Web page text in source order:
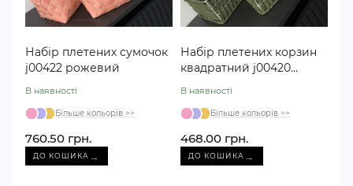
Набір плетених сумочок
j00422 рожевий
В наявності
Більше кольорів >>
760.50 грн.
ДО КОШИКА →
Набір плетених корзин
квадратний j00420
В наявності
Більше кольорів >>
468.00 грн.
ДО КОШИКА →